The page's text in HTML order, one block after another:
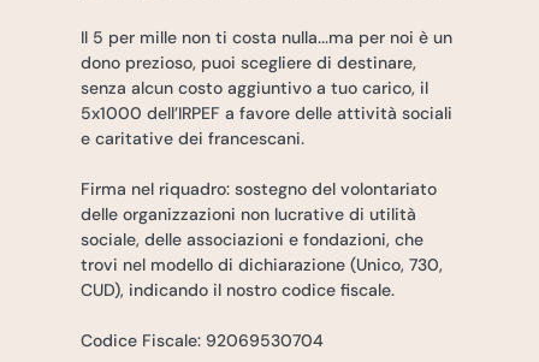
Il 5 per mille non ti costa nulla...ma per noi è un
dono prezioso, puoi scegliere di destinare,
senza alcun costo aggiuntivo a tuo carico, il
5x1000 dell’IRPEF a favore delle attività sociali
e caritative dei francescani.
Firma nel riquadro: sostegno del volontariato
delle organizzazioni non lucrative di utilità
sociale, delle associazioni e fondazioni, che
trovi nel modello di dichiarazione (Unico, 730,
CUD), indicando il nostro codice fiscale.
Codice Fiscale: 92069530704